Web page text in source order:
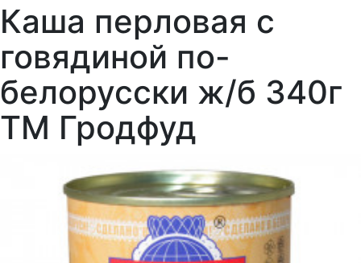
Каша перловая с
говядиной по-
белорусски ж/б 340г
ТМ Гродфуд